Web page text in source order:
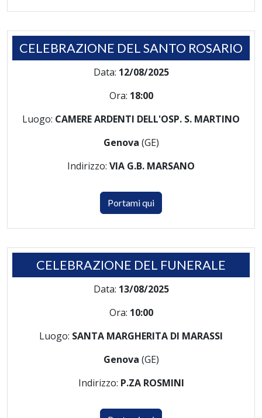
CELEBRAZIONE DEL SANTO ROSARIO
Data: 12/08/2025
Ora: 18:00
Luogo: CAMERE ARDENTI DELL'OSP. S. MARTINO
Genova (GE)
Indirizzo: VIA G.B. MARSANO
Portami qui
CELEBRAZIONE DEL FUNERALE
Data: 13/08/2025
Ora: 10:00
Luogo: SANTA MARGHERITA DI MARASSI
Genova (GE)
Indirizzo: P.ZA ROSMINI